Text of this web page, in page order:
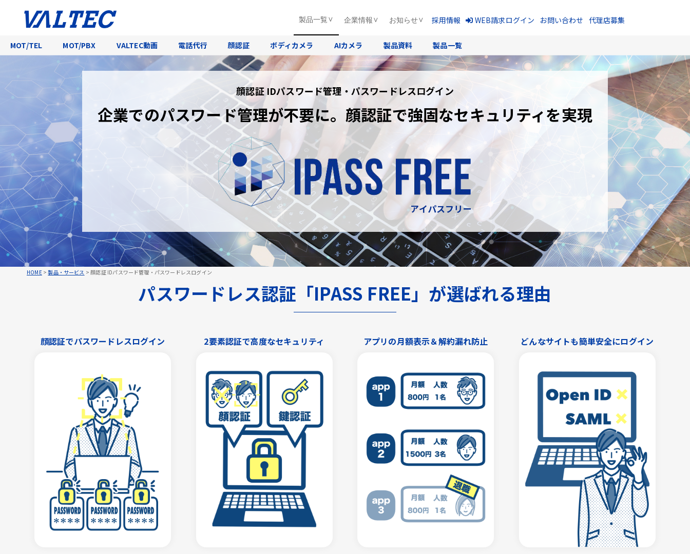
製品一覧
MOT/TEL MOT/PBX VALTEC動画 電話代行 顔認証 ボディカメラ AIカメラ 製品資料 製品一覧
企業情報 お知らせ 採用情報 WEB請求ログイン お問い合わせ 代理店募集
HOME>製品・サービス >顔認証 IDパスワード管理・パスワードレスログイン
顔認証 IDパスワード管理・パスワードレスログイン
企業でのパスワード管理が不要に。顔認証で強固なセキュリティを実現
アイパスフリー
パスワードレス認証「IPASS FREE」が選ばれる理由
顔認証でパスワードレスログイン 2要素認証で高度なセキュリティ アプリの月額表示＆解約漏れ防止 どんなサイトも簡単安全にログイン